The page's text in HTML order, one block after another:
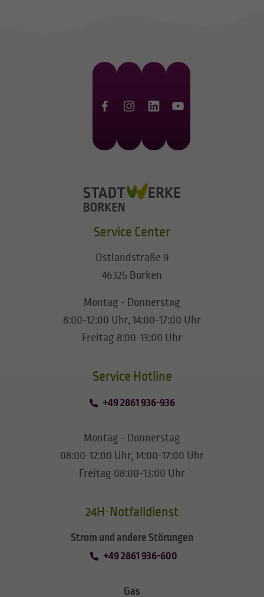
Service Center
Ostlandstraße 9
46325 Borken
Montag - Donnerstag
8:00-12:00 Uhr, 14:00-17:00 Uhr
Freitag 8:00-13:00 Uhr
​​​​​​​Service Hotline
+49 2861 936-936
Montag - Donnerstag
08:00-12:00 Uhr, 14:00-17:00 Uhr
Freitag 08:00-13:00 Uhr
24H-Notfalldienst
Strom und andere Störungen
+49 2861 936-600
Gas